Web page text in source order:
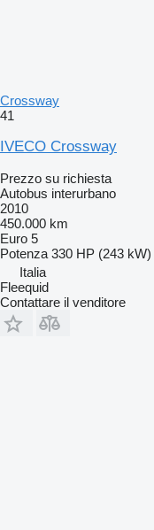
Crossway
41
IVECO Crossway
Prezzo su richiesta
Autobus interurbano
2010
450.000 km
Euro 5
Potenza 330 HP (243 kW)
Italia
Fleequid
Contattare il venditore